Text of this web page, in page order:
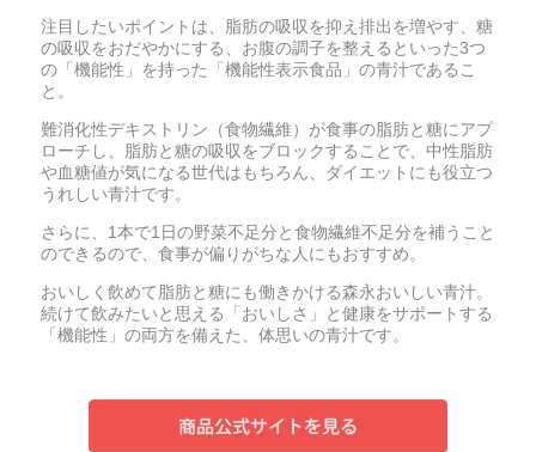
注目したいポイントは、脂肪の吸収を抑え排出を増やす、糖
の吸収をおだやかにする、お腹の調子を整えるといった3つ
の「機能性」を持った「機能性表示食品」の青汁であるこ
と。
難消化性デキストリン（食物繊維）が食事の脂肪と糖にアプ
ローチし、脂肪と糖の吸収をブロックすることで、中性脂肪
や血糖値が気になる世代はもちろん、ダイエットにも役立つ
うれしい青汁です。
さらに、1本で1日の野菜不足分と食物繊維不足分を補うこと
のできるので、食事が偏りがちな人にもおすすめ。
おいしく飲めて脂肪と糖にも働きかける森永おいしい青汁。
続けて飲みたいと思える「おいしさ」と健康をサポートする
「機能性」の両方を備えた、体思いの青汁です。